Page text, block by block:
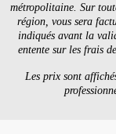
métropolitaine. Sur
région, vous sera
indiqués avant la
entente sur les frais
Les prix sont